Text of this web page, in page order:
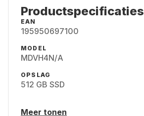
Productspecificaties
EAN
195950697100
MODEL
MDVH4N/A
OPSLAG
512 GB SSD
Meer tonen